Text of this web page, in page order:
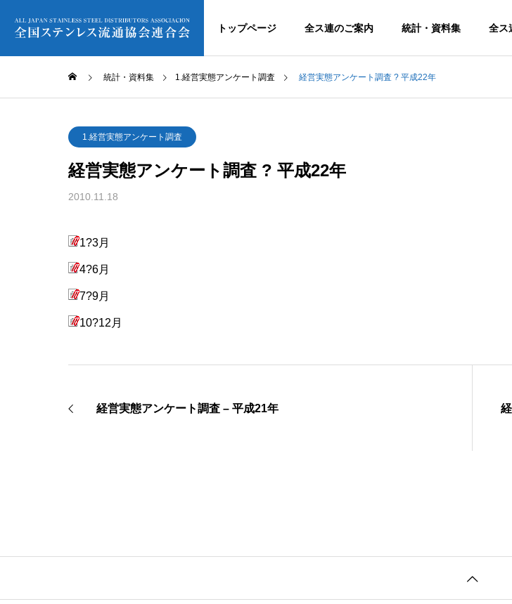
トップページ 全ス連のご案内 統計・資料集 全ス
統計・資料集 1.経営実態アンケート調査 経営実態アンケート調査 ? 平成22年
1.経営実態アンケート調査
経営実態アンケート調査 ? 平成22年
2010.11.18
1?3月
4?6月
7?9月
10?12月
経営実態アンケート調査 – 平成21年